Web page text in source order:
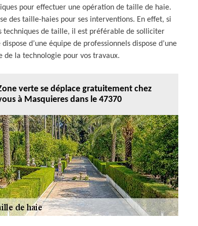
pour effectuer une opération de taille de haie.
des taille-haies pour ses interventions. En effet, si
techniques de taille, il est préférable de solliciter
d’une équipe de professionnels dispose d’une
de la technologie pour vos travaux.
verte se déplace gratuitement chez
à Masquieres dans le 47370